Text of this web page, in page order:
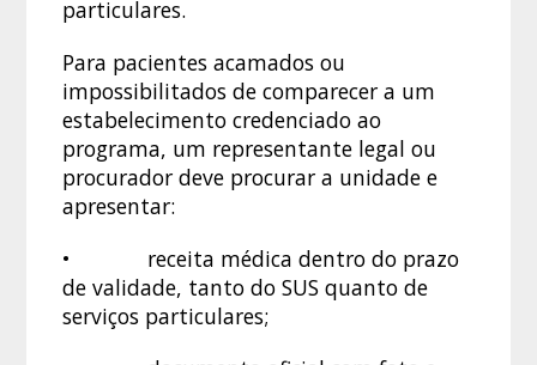
particulares.
Para pacientes acamados ou
impossibilitados de comparecer a um
estabelecimento credenciado ao
programa, um representante legal ou
procurador deve procurar a unidade e
apresentar:
• receita médica dentro do prazo
de validade, tanto do SUS quanto de
serviços particulares;